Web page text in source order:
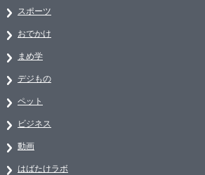
スポーツ
おでかけ
まめ学
デジもの
ペット
ビジネス
動画
はばたけラボ